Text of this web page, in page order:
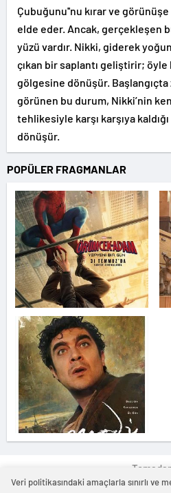
Çubuğunu''nu kırar ve
elde eder. Ancak, gerçekleşen
yüzü vardır. Nikki, giderek
çıkan bir saplantı geliştirir; öyle
gölgesine dönüşür.
görünen bu durum, Nikki’nin
tehlikesiyle karşı karşıya
dönüşür.
POPÜLER FRAGMANLAR
Veri politikasındaki amaçlarla sınırlı ve